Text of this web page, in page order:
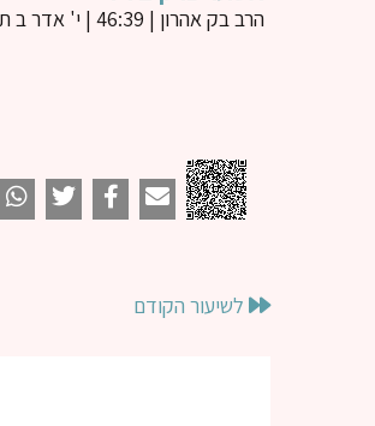
הרב בק אהרון | 46:39 | י' אדר ב תשפ"ב
לשיעור הקודם